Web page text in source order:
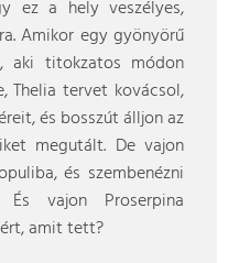
ez a hely veszélyes,
Amikor egy gyönyörű
aki titokzatos módon
Thelia tervet kovácsol,
és bosszút álljon az
megutált. De vajon
és szembenézni
vajon Proserpina
amit tett?